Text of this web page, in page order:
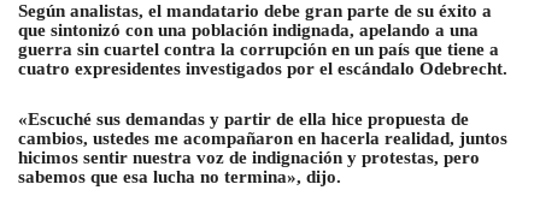
Según analistas, el mandatario debe gran parte de su éxito a
que sintonizó con una población indignada, apelando a una
guerra sin cuartel contra la corrupción en un país que tiene a
cuatro expresidentes investigados por el escándalo Odebrecht.
«Escuché sus demandas y partir de ella hice propuesta de
cambios, ustedes me acompañaron en hacerla realidad, juntos
hicimos sentir nuestra voz de indignación y protestas, pero
sabemos que esa lucha no termina», dijo.